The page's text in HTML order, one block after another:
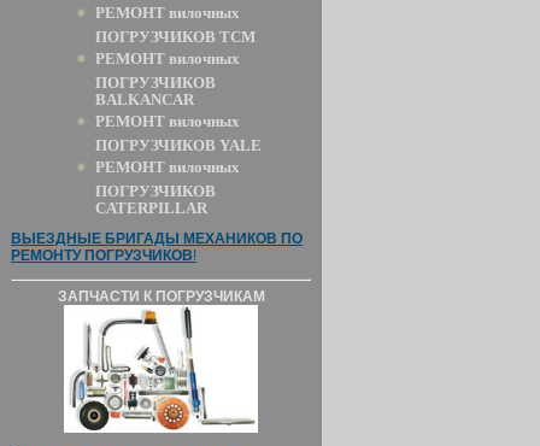
РЕМОНТ вилочных
ПОГРУЗЧИКОВ TCM
РЕМОНТ вилочных
ПОГРУЗЧИКОВ
BALKANCAR
РЕМОНТ вилочных
ПОГРУЗЧИКОВ YALE
РЕМОНТ вилочных
ПОГРУЗЧИКОВ
CATERPILLAR
ВЫЕЗДНЫЕ БРИГАДЫ МЕХАНИКОВ ПО
РЕМОНТУ ПОГРУЗЧИКОВ!
ЗАПЧАСТИ К ПОГРУЗЧИКАМ